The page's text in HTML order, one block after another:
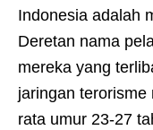
Indonesia adalah
Deretan nama
mereka yang
jaringan
rata umur 23-27